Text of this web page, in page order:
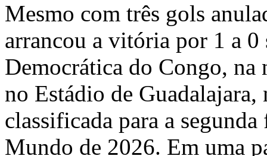
Mesmo com três gols
arrancou a vitória por 1 a 0
Democrática do Congo, na
no Estádio de Guadalajara,
classificada para a segunda
Mundo de 2026. Em uma